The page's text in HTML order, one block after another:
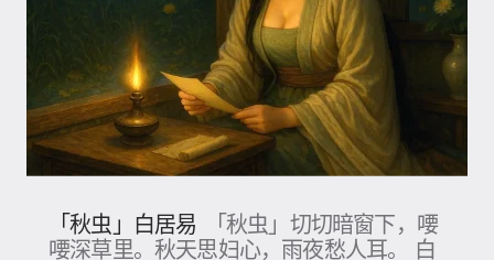
「秋虫」白居易
「秋虫」切切暗窗下，喓
喓深草里。秋天思妇心，雨夜愁人耳。 白